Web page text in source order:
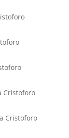
Cristoforo
Cristoforo